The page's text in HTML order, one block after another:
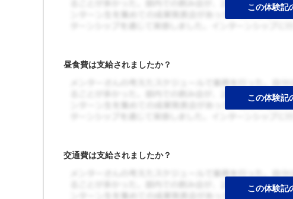
昼食費は支給されましたか？
交通費は支給されましたか？